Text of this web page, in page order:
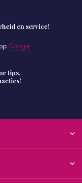
en service!
op Google
tips,